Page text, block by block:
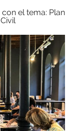
el tema: Plan